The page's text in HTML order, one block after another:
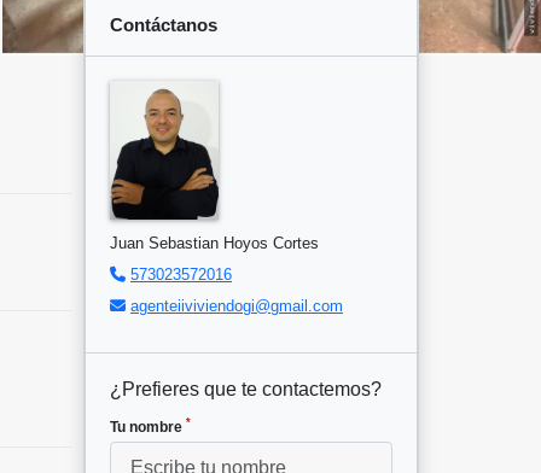
Contáctanos
Juan Sebastian Hoyos Cortes
573023572016
agenteiiviviendogi@gmail.com
¿Prefieres que te contactemos?
Tu nombre *